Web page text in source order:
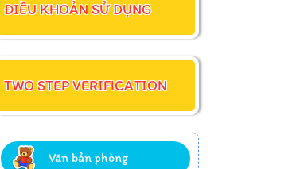
ĐIỀU KHOẢN SỬ DỤNG
TWO STEP VERIFICATION
Văn bản phòng